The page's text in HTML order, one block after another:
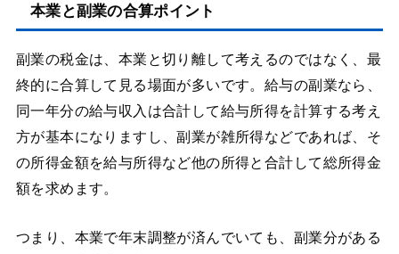
本業と副業の合算ポイント
副業の税金は、本業と切り離して考えるのではなく、最
終的に合算して見る場面が多いです。給与の副業なら、
同一年分の給与収入は合計して給与所得を計算する考え
方が基本になりますし、副業が雑所得などであれば、そ
の所得金額を給与所得など他の所得と合計して総所得金
額を求めます。
つまり、本業で年末調整が済んでいても、副業分がある